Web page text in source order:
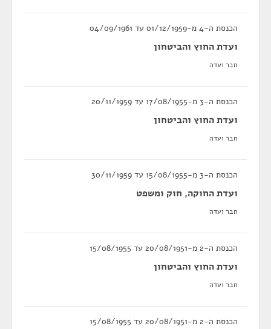
הכנסת ה-4 מ-01/12/1959 עד 04/09/1961
ועדת החוץ והביטחון
חבר ועדה
הכנסת ה-3 מ-17/08/1955 עד 20/11/1959
ועדת החוץ והביטחון
חבר ועדה
הכנסת ה-3 מ-15/08/1955 עד 30/11/1959
ועדת החוקה, חוק ומשפט
חבר ועדה
הכנסת ה-2 מ-20/08/1951 עד 15/08/1955
ועדת החוץ והביטחון
חבר ועדה
הכנסת ה-2 מ-20/08/1951 עד 15/08/1955